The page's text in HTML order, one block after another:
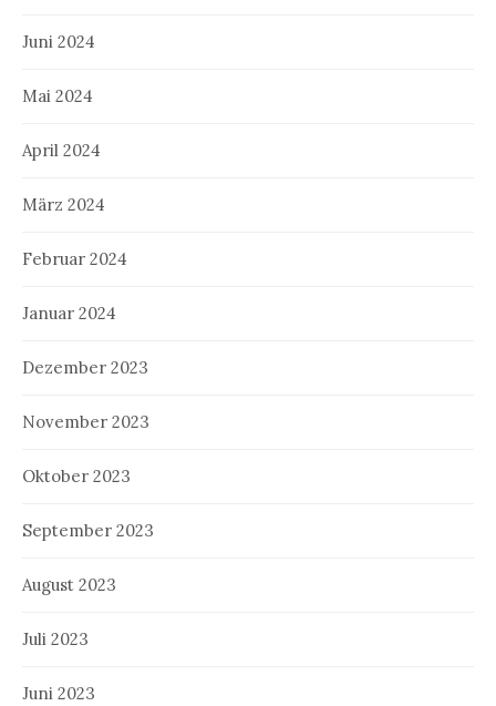
Juni 2024
Mai 2024
April 2024
März 2024
Februar 2024
Januar 2024
Dezember 2023
November 2023
Oktober 2023
September 2023
August 2023
Juli 2023
Juni 2023